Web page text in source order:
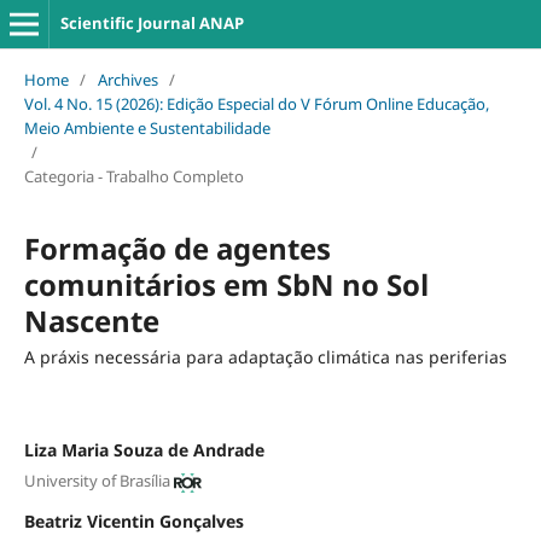
Scientific Journal ANAP
Home / Archives /
Vol. 4 No. 15 (2026): Edição Especial do V Fórum Online Educação,
Meio Ambiente e Sustentabilidade
/
Categoria - Trabalho Completo
Formação de agentes
comunitários em SbN no Sol
Nascente
A práxis necessária para adaptação climática nas periferias
Liza Maria Souza de Andrade
University of Brasília
Beatriz Vicentin Gonçalves